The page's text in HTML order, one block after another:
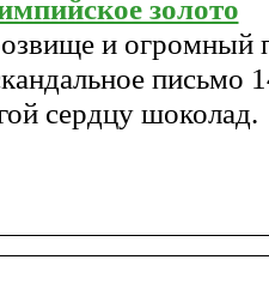
золото
и огромный
письмо
сердцу шоколад.